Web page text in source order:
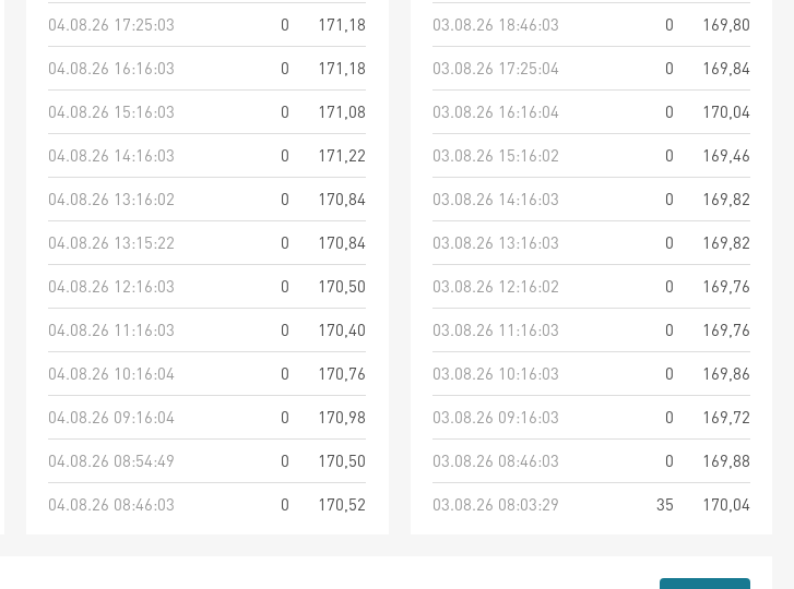
04.08.26 17:25:03
0
171,18
04.08.26 16:16:03
0
171,18
04.08.26 15:16:03
0
171,08
04.08.26 14:16:03
0
171,22
04.08.26 13:16:02
0
170,84
04.08.26 13:15:22
0
170,84
04.08.26 12:16:03
0
170,50
04.08.26 11:16:03
0
170,40
04.08.26 10:16:04
0
170,76
04.08.26 09:16:04
0
170,98
04.08.26 08:54:49
0
170,50
04.08.26 08:46:03
0 170,52
03.08.26 18:46:03
0
169,80
03.08.26 17:25:04
0
169,84
03.08.26 16:16:04
0
170,04
03.08.26 15:16:02
0
169,46
03.08.26 14:16:03
0
169,82
03.08.26 13:16:03
0
169,82
03.08.26 12:16:02
0
169,76
03.08.26 11:16:03
0
169,76
03.08.26 10:16:03
0
169,86
03.08.26 09:16:03
0
169,72
03.08.26 08:46:03
0
169,88
03.08.26 08:03:29
35 170,04